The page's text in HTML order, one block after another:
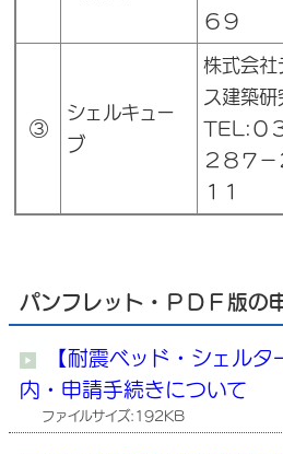
６９
③
シェルキュー
ブ
株式会社
ス建築研
TEL:０
２８７－
１１
パンフレット・ＰＤＦ版の
【耐震ベッド・シェル
内・申請手続きについて
ファイルサイズ:192KB